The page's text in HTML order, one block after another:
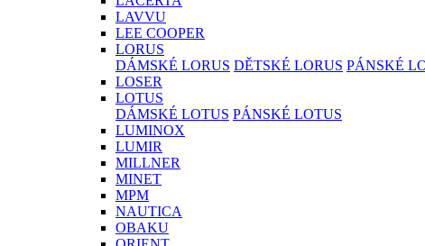
LAVVU
LEE COOPER
LORUS
DÁMSKÉ LORUS DĚTSKÉ LORUS PÁNSKÉ
LOSER
LOTUS
DÁMSKÉ LOTUS PÁNSKÉ LOTUS
LUMINOX
LUMIR
MILLNER
MINET
MPM
NAUTICA
OBAKU